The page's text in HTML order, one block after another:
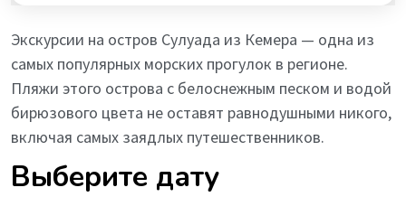
Экскурсии на остров Сулуада из Кемера — одна из
самых популярных морских прогулок в регионе.
Пляжи этого острова с белоснежным песком и водой
бирюзового цвета не оставят равнодушными никого,
включая самых заядлых путешественников.
Выберите дату